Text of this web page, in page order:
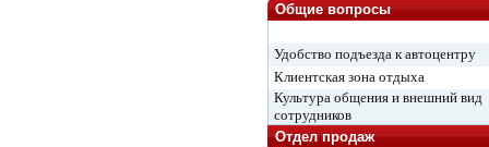
Общие вопросы
Удобство подъезда к автоцентру
Клиентская зона отдыха
Культура общения и внешний вид
сотрудников
Отдел продаж